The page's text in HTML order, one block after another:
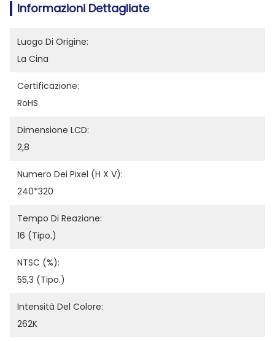
Informazioni Dettagliate
Luogo Di Origine:
La Cina
Certificazione:
RoHS
Dimensione LCD:
2,8
Numero Dei Pixel (H X V):
240*320
Tempo Di Reazione:
16 (tipo.)
NTSC (%):
55,3 (tipo.)
Intensità Del Colore:
262K